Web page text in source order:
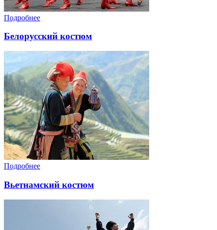
Подробнее
Белорусский костюм
Подробнее
Вьетнамский костюм